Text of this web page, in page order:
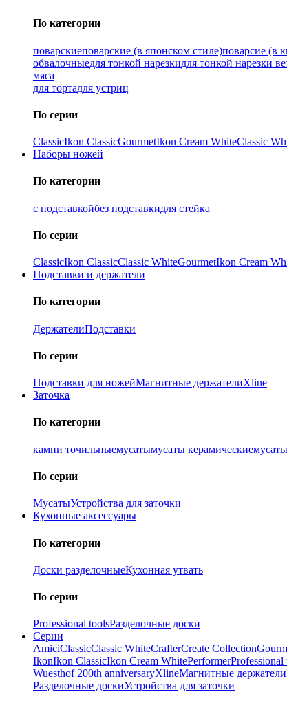
По категории
поварскиеповарские (в японском стиле)поварсие (в
обвалочныедля тонкой нарезкидля тонкой нарезки
мяса
для тортадля устриц
По серии
ClassicIkon ClassiсGourmetIkon Cream WhiteClassic
Наборы ножей
По категории
с подставкойбез подставкидля стейка
По серии
ClassicIkon ClassiсClassic WhiteGourmetIkon Cream
Подставки и держатели
По категории
ДержателиПодставки
По серии
Подставки для ножейМагнитные держателиXline
Заточка
По категории
камни точильныемусатымусаты керамические
По серии
МусатыУстройства для заточки
Кухонные аксессуары
По категории
Доски разделочныеКухонная утвать
По серии
Professional toolsРазделочные доски
Серии
AmiciClassicClassic WhiteCrafterCreate Collection
IkonIkon ClassiсIkon Cream WhitePerformerProfessional
Wuesthof 200th anniversaryXlineМагнитные держатели
Разделочные доскиУстройства для заточки